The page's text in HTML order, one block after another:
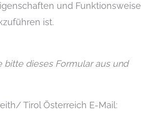
und Funktionsweise
ist.
bitte dieses Formular aus und
Tirol Österreich E-Mail: